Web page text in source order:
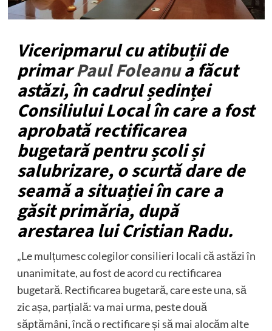
Viceripmarul cu atibuții de
primarPaul Foleanua făcut
astăzi, în cadrul ședinței
Consiliului Local în care a fost
aprobată rectificarea
bugetară pentru școli și
salubrizare, o scurtă dare de
seamă a situației în care a
găsit primăria, după
arestarea lui Cristian Radu.
„Le mulțumesc colegilor consilieri locali că astăzi în
unanimitate, au fost de acord cu rectificarea
bugetară. Rectificarea bugetară, care este una, să
zic așa, parțială: va mai urma, peste două
săptămâni, încă o rectificare și să mai alocăm alte